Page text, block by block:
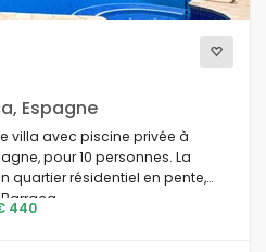
Espagne
villa avec piscine privée à
pour 10 personnes. La
quartier résidentiel en pente,
440